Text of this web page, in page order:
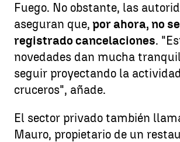
Fuego. No obstante, las
aseguran que, por ahora, no
registrado cancelaciones.
novedades dan mucha
seguir proyectando la
cruceros", añade.
El sector privado también
Mauro, propietario de un